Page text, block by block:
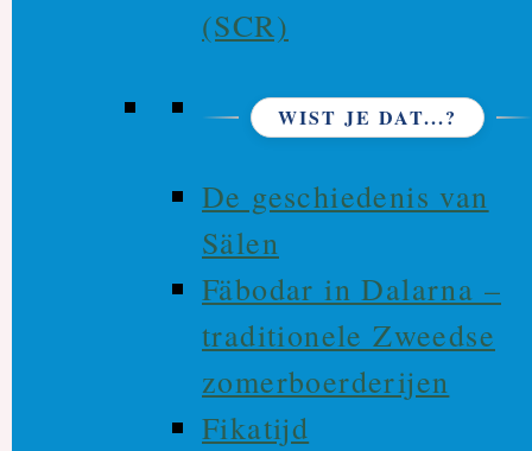
(SCR)
WIST JE DAT...?
De geschiedenis van
Sälen
Fäbodar in Dalarna –
traditionele Zweedse
zomerboerderijen
Fikatijd